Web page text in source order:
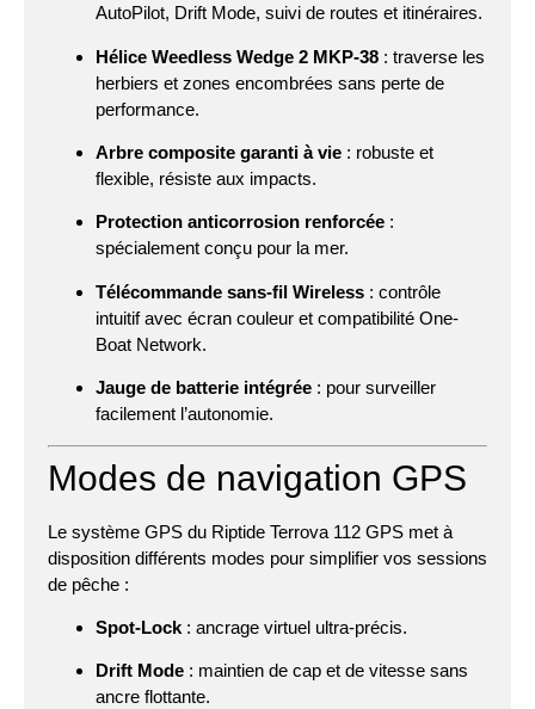
AutoPilot, Drift Mode, suivi de routes et itinéraires.
Hélice Weedless Wedge 2 MKP-38 : traverse les
herbiers et zones encombrées sans perte de
performance.
Arbre composite garanti à vie : robuste et
flexible, résiste aux impacts.
Protection anticorrosion renforcée :
spécialement conçu pour la mer.
Télécommande sans-fil Wireless : contrôle
intuitif avec écran couleur et compatibilité One-
Boat Network.
Jauge de batterie intégrée : pour surveiller
facilement l’autonomie.
Modes de navigation GPS
Le système GPS du Riptide Terrova 112 GPS met à
disposition différents modes pour simplifier vos sessions
de pêche :
Spot-Lock : ancrage virtuel ultra-précis.
Drift Mode : maintien de cap et de vitesse sans
ancre flottante.